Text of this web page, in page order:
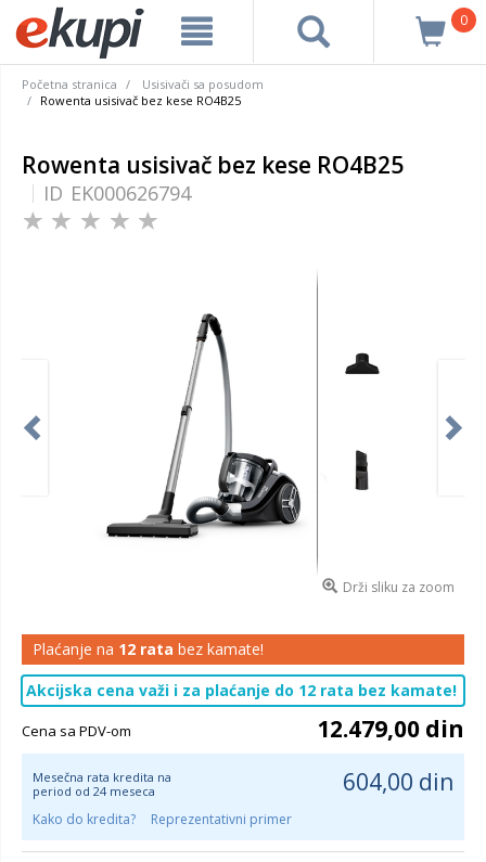
0
Početna stranica
Usisivači sa posudom
Rowenta usisivač bez kese RO4B25
Rowenta usisivač bez kese RO4B25
ID EK000626794
Drži sliku za zoom
Plaćanje na 12 rata bez kamate!
Akcijska cena važi i za plaćanje do 12 rata bez kamate!
Cena sa PDV-om 12.479,00 din
Mesečna rata kredita na
period od 24 meseca
604,00 din
Kako do kredita? Reprezentativni primer